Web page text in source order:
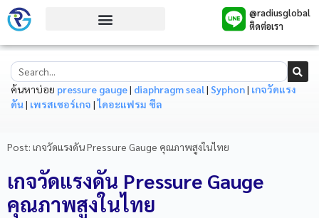
@radiusglobal
ติดต่อเรา
ค้นหาบ่อย pressure gauge| diaphragm seal| Syphon| เกจวัดแรง
ดัน| เพรสเชอร์เกจ |ไดอะแฟรม ซีล
Post: เกจวัดแรงดัน Pressure Gauge คุณภาพสูงในไทย
เกจวัดแรงดัน Pressure Gauge
คุณภาพสูงในไทย